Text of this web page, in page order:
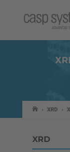
› XRD ›
XRD